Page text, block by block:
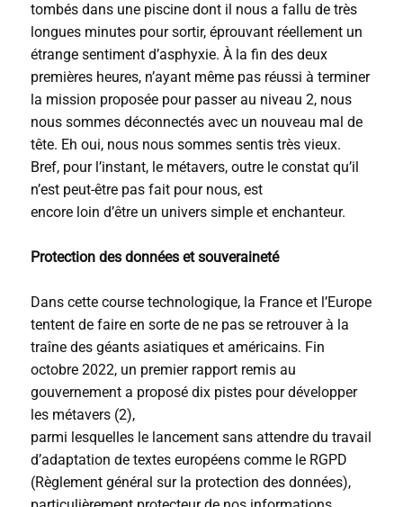
tombés dans une piscine dont il nous a fallu de très
longues minutes pour sortir, éprouvant réellement un
étrange sentiment d’asphyxie. À la fin des deux
premières heures, n’ayant même pas réussi à terminer
la mission proposée pour passer au niveau 2, nous
nous sommes déconnectés avec un nouveau mal de
tête. Eh oui, nous nous sommes sentis très vieux.
Bref, pour l’instant, le métavers, outre le constat qu’il
n’est peut-être pas fait pour nous, est
encore loin d’être un univers simple et enchanteur.
Protection des données et souveraineté
Dans cette course technologique, la France et l’Europe
tentent de faire en sorte de ne pas se retrouver à la
traîne des géants asiatiques et américains. Fin
octobre 2022, un premier rapport remis au
gouvernement a proposé dix pistes pour développer
les métavers (2),
parmi lesquelles le lancement sans attendre du travail
d’adaptation de textes européens comme le RGPD
(Règlement général sur la protection des données),